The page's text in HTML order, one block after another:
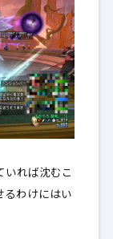
れば沈むこ
るわけにはい